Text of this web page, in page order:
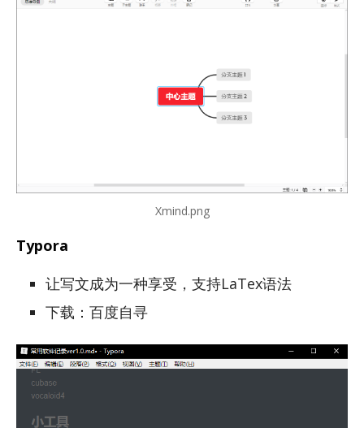
Xmind.png
Typora
让写文成为一种享受，支持LaTex语法
下载：百度自寻